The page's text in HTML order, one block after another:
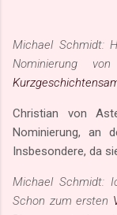
Michael Schmidt:
Nominierung
Christian von
Nominierung, an
Insbesondere, da
Michael Schmidt:
Schon zum ersten